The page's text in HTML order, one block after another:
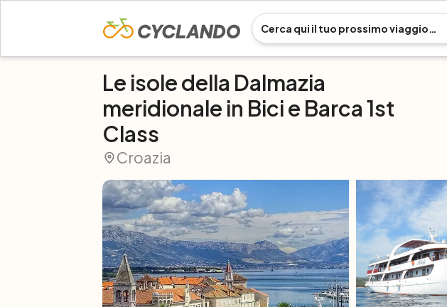
Le isole della Dalmazia
meridionale in Bici e Barca 1st
Class
Croazia